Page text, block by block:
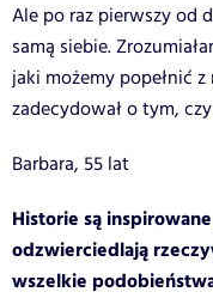
Ale po raz pierwszy od
samą siebie.
jaki możemy popełnić
zadecydował o tym,
Barbara, 55 lat
Historie są
odzwierciedlają
wszelkie